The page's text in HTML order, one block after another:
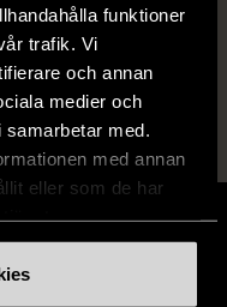
funktioner
trafik. Vi
och annan
medier och
med.
med annan
eller som de har